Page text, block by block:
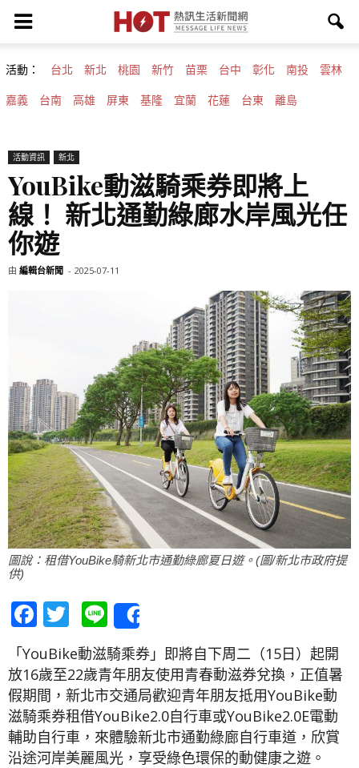
活動： 台北 新北 桃園 新竹 苗栗 台中 彰化 南投 雲林
嘉義 台南 高雄 屏東 基隆 宜蘭 花蓮 台東 離島
活動資訊 新北
YouBike動滋騎乘券即將上
線！ 新北通勤綠廊水岸風光任
你遊
由 編輯台新聞 - 2025-07-11
圖說：租借YouBike騎新北市通勤綠廊夏日遊。(圖/新北市政府提
供)
Facebook
Twitter
Line
「YouBike動滋騎乘券」即將自下周二（15日）起開
放16歲至22歲青年朋友使用青春動滋券兌換，正值暑
假期間，新北市交通局歡迎青年朋友抵用YouBike動
滋騎乘券租借YouBike2.0自行車或YouBike2.0E電動
輔助自行車，來體驗新北市通勤綠廊自行車道，欣賞
沿途河岸美麗風光，享受綠色環保的動健康之遊。